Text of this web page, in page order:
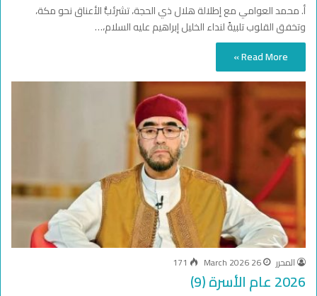
أ. محمد العوامي مع إطلالة هلال ذي الحجة، تشرئبُّ الأعناق نحو مكة،
وتخفق القلوب تلبيةً لنداء الخليل إبراهيم عليه السلام،…
Read More »
المحرر 26 March 2026
171
2026 عام الأسرة (9)